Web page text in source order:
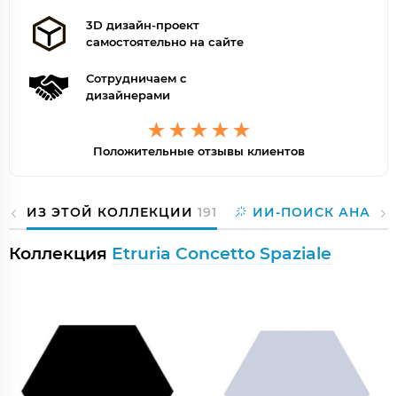
3D дизайн-проект
самостоятельно на сайте
Сотрудничаем с
дизайнерами
Положительные отзывы клиентов
ИЗ ЭТОЙ КОЛЛЕКЦИИ 191 ИИ-ПОИСК
Коллекция Etruria Concetto Spaziale